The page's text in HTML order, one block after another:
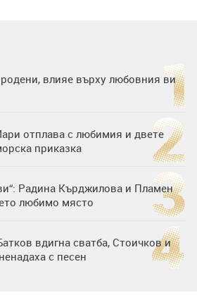
влияе върху любовния ви
отплава с любимия и двете
приказка
Радина Кърджилова и Пламен
любимо място
вдигна сватба, Стоичков и
с песен